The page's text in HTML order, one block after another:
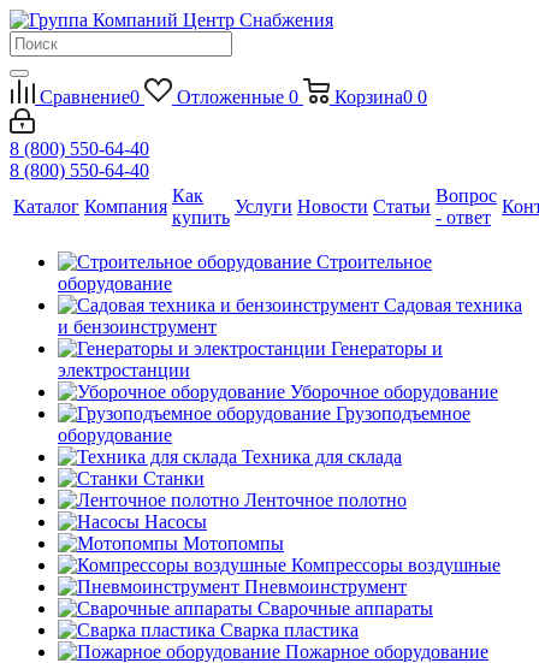
Сравнение0 Отложенные 0 Корзина0 0
8 (800) 550-64-40
8 (800) 550-64-40
Каталог Компания
Как
купить
Услуги Новости Статьи
Вопрос
- ответ
Строительное
оборудование
Садовая техника
и бензоинструмент
Генераторы и
электростанции
Уборочное оборудование
Грузоподъемное
оборудование
Техника для склада
Станки
Ленточное полотно
Насосы
Мотопомпы
Компрессоры воздушные
Пневмоинструмент
Сварочные аппараты
Сварка пластика
Пожарное оборудование